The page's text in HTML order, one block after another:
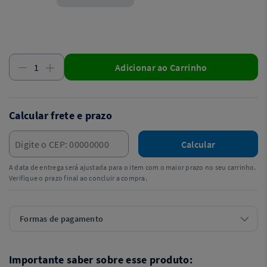
Adicionar ao Carrinho
Calcular frete e prazo
Calcular
A data de entrega será ajustada para o item com o maior prazo no seu carrinho.
Verifique o prazo final ao concluir a compra.
Formas de pagamento
Importante saber sobre esse produto: